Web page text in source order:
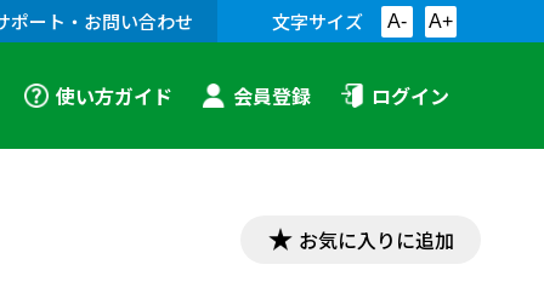
ポート・お問い合わせ 文字サイズ A- A+
使い方ガイド 会員登録 ログイン
お気に入りに追加